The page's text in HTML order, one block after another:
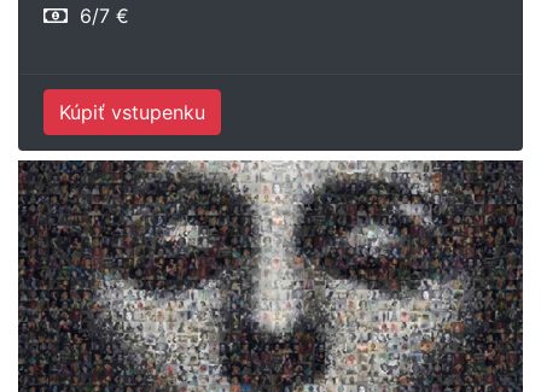
6/7 €
Kúpiť vstupenku